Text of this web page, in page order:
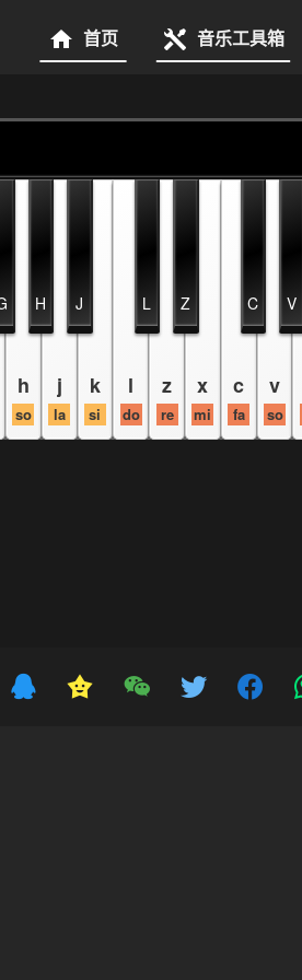
首页 音乐工具箱
h
so
j
la
k
si
l
do
z
re
x
mi
c
fa
v
so
H J L Z C V